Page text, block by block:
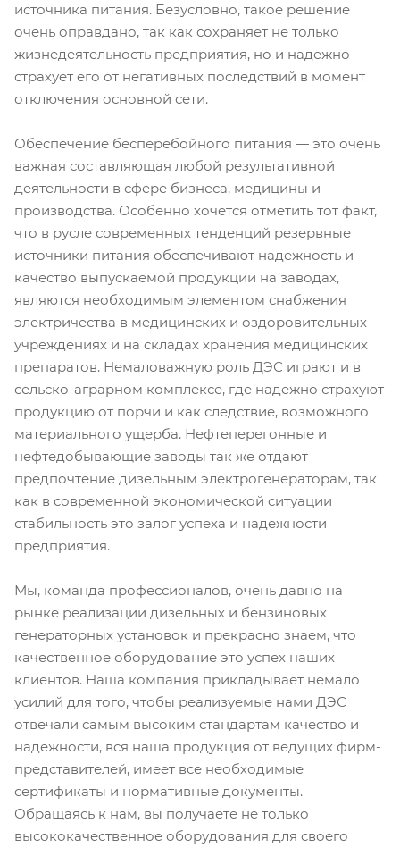
источника питания. Безусловно, такое решение
очень оправдано, так как сохраняет не только
жизнедеятельность предприятия, но и надежно
страхует его от негативных последствий в момент
отключения основной сети.
Обеспечение бесперебойного питания — это очень
важная составляющая любой результативной
деятельности в сфере бизнеса, медицины и
производства. Особенно хочется отметить тот факт,
что в русле современных тенденций резервные
источники питания обеспечивают надежность и
качество выпускаемой продукции на заводах,
являются необходимым элементом снабжения
электричества в медицинских и оздоровительных
учреждениях и на складах хранения медицинских
препаратов. Немаловажную роль ДЭС играют и в
сельско-аграрном комплексе, где надежно страхуют
продукцию от порчи и как следствие, возможного
материального ущерба. Нефтеперегонные и
нефтедобывающие заводы так же отдают
предпочтение дизельным электрогенераторам, так
как в современной экономической ситуации
стабильность это залог успеха и надежности
предприятия.
Мы, команда профессионалов, очень давно на
рынке реализации дизельных и бензиновых
генераторных установок и прекрасно знаем, что
качественное оборудование это успех наших
клиентов. Наша компания прикладывает немало
усилий для того, чтобы реализуемые нами ДЭС
отвечали самым высоким стандартам качество и
надежности, вся наша продукция от ведущих фирм-
представителей, имеет все необходимые
сертификаты и нормативные документы.
Обращаясь к нам, вы получаете не только
высококачественное оборудования для своего